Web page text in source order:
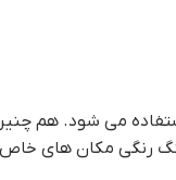
می شود. هم
رنگي مکان های